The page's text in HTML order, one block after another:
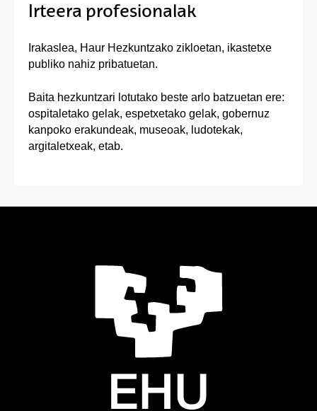
Irteera profesionalak
Irakaslea, Haur Hezkuntzako zikloetan, ikastetxe
publiko nahiz pribatuetan.
Baita hezkuntzari lotutako beste arlo batzuetan ere:
ospitaletako gelak, espetxetako gelak, gobernuz
kanpoko erakundeak, museoak, ludotekak,
argitaletxeak, etab.